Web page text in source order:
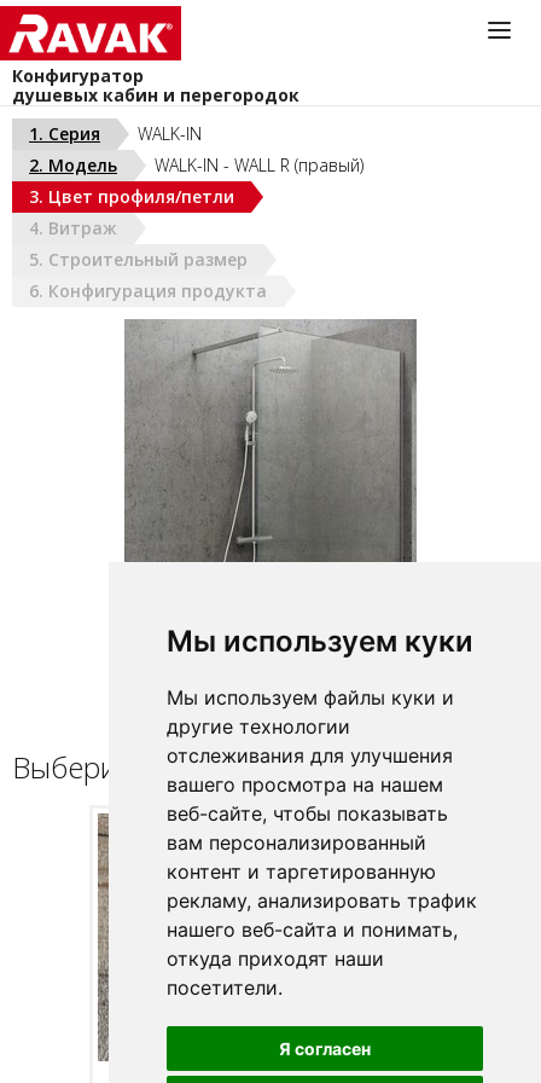
Мы используем куки
Мы используем файлы куки и
другие технологии
отслеживания для улучшения
вашего просмотра на нашем
веб-сайте, чтобы показывать
вам персонализированный
контент и таргетированную
рекламу, анализировать трафик
нашего веб-сайта и понимать,
откуда приходят наши
посетители.
Я согласен
Конфигуратор
душевых кабин и перегородок
044-383-40-40
install@ravak.ua
Пн - Пт. 9.00 - 18.00
УКРАИНА (РУС)
1. Серия
WALK-IN
2. Модель
WALK-IN - WALL R (правый)
3. Цвет профиля/петли
4. Витраж
5. Строительный размер
6. Конфигурация продукта
Выберите профиль / петлю